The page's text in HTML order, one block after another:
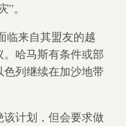
。
临来自其盟友的越
哈马斯有条件或部
列继续在加沙地带
计划，但会要求做